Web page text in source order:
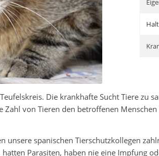
Die krankhafte Sucht Tiere zu
Zahl von Tieren den betroffenen
unsere spanischen Tierschutzkollegen
Parasiten, haben nie eine Impfung